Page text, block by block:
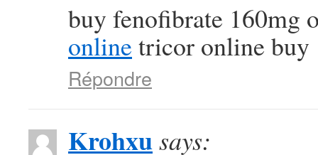
buy fenofibrate 160mg
online tricor online buy
Répondre
Krohxusays: